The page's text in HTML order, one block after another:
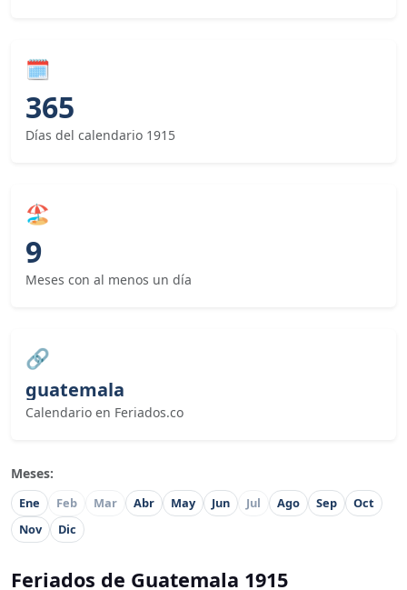
🗓
365
Días del calendario 1915
🏖
9
Meses con al menos un día
🔗
guatemala
Calendario en Feriados.co
Meses:
Ene Feb Mar Abr May Jun Jul Ago Sep
Oct
Nov
Dic
Feriados de Guatemala 1915